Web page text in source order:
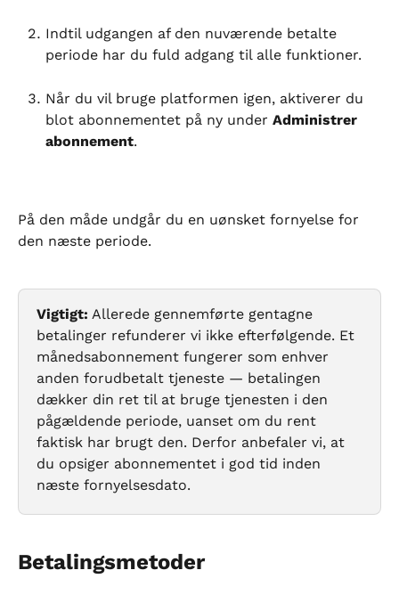
Indtil udgangen af den nuværende betalte
periode har du fuld adgang til alle funktioner.
Når du vil bruge platformen igen, aktiverer du
blot abonnementet på ny under Administrer
abonnement.
På den måde undgår du en uønsket fornyelse for
den næste periode.
Vigtigt: Allerede gennemførte gentagne
betalinger refunderer vi ikke efterfølgende. Et
månedsabonnement fungerer som enhver
anden forudbetalt tjeneste — betalingen
dækker din ret til at bruge tjenesten i den
pågældende periode, uanset om du rent
faktisk har brugt den. Derfor anbefaler vi, at
du opsiger abonnementet i god tid inden
næste fornyelsesdato.
Betalingsmetoder